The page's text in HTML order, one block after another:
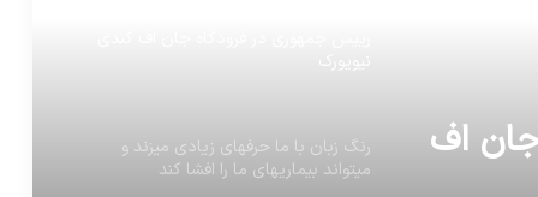
اف
رنگ زبان با ما حرفهای زیادی میزند و
میتواند بیماریهای ما را افشا کند